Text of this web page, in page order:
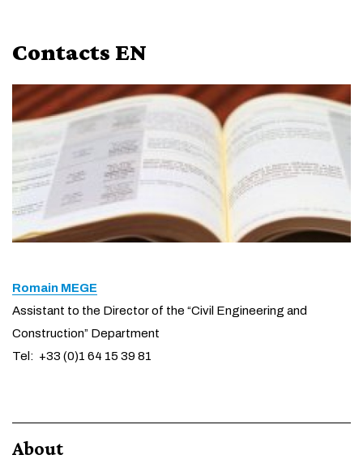
Contacts EN
Romain MEGE
Assistant to the Director of the “Civil Engineering and
Construction” Department
Tel: +33 (0)1 64 15 39 81
About